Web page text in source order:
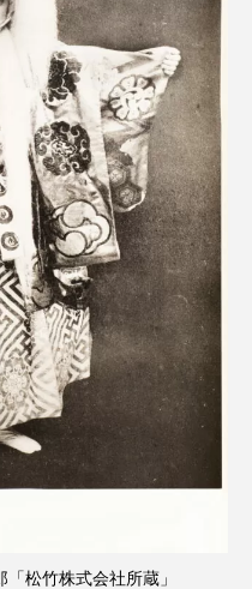
松竹株式会社所蔵」